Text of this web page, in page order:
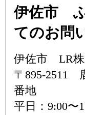
伊佐市
てのお問
伊佐市 LR株
〒895-2511
番地
平日：9:00〜